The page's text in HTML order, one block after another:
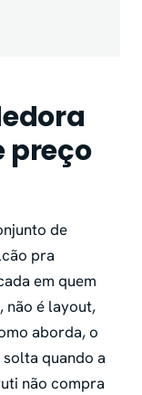
preço
de
pra
em quem
não é layout,
aborda, o
quando a
não compra